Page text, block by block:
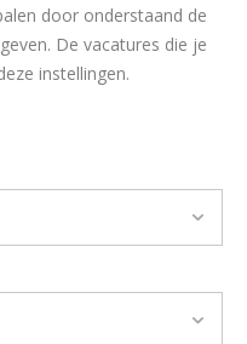
door onderstaand de
De vacatures die je
instellingen.